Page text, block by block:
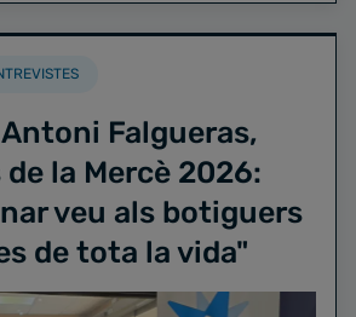
Falgueras,
la Mercè 2026:
veu als botiguers
de tota la vida"